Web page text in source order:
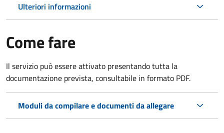
Ulteriori informazioni
Come fare
Il servizio può essere attivato presentando tutta la
documentazione prevista, consultabile in formato PDF.
Moduli da compilare e documenti da allegare